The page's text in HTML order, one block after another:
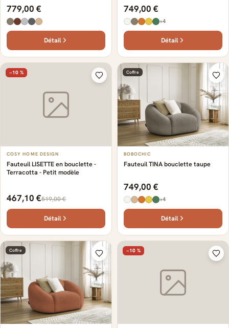
779,00 €
Détail
749,00 €
+4
Détail
−10 %
COSY HOME DESIGN
Fauteuil LISETTE en bouclette -
Terracotta - Petit modèle
467,10 €519,00 €
Détail
Coffre
BOBOCHIC
Fauteuil TINA bouclette taupe
749,00 €
+4
Détail
Coffre −10 %